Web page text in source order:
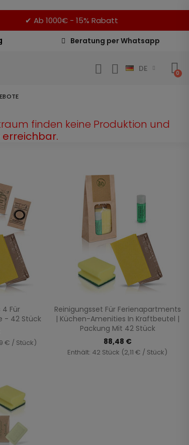
✔ Ab 1000€ - 15% Rabatt
Beratung per Whatsapp
DE
finden keine Produktion und
erreichbar.
4 Für
- 42 Stück
€ / Stück)
 Vorschau
Reinigungsset Für Ferienapartments
| Küchen-Amenities In Kraftbeutel |
Packung Mit 42 Stück
88,48 €
Enthält: 42 Stück (2,11 € / Stück)